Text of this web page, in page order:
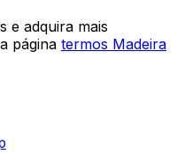
e adquira mais
página termos Madeira